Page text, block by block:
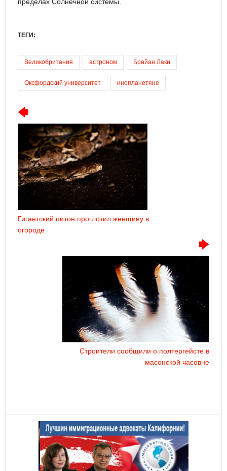
пределах Солнечной системы.
ТЕГИ:
Великобритания астроном Брайан Лаки
Оксфордский университет инопланетяне
Гигантский питон проглотил женщину в
огороде
Строители сообщили о полтергейсте в
масонской часовне